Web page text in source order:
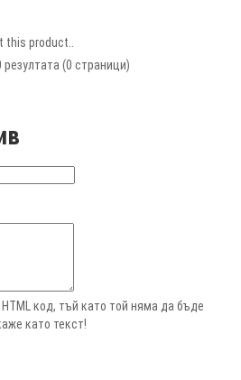
product..
(0 страници)
код, тъй като той няма да бъде
като текст!